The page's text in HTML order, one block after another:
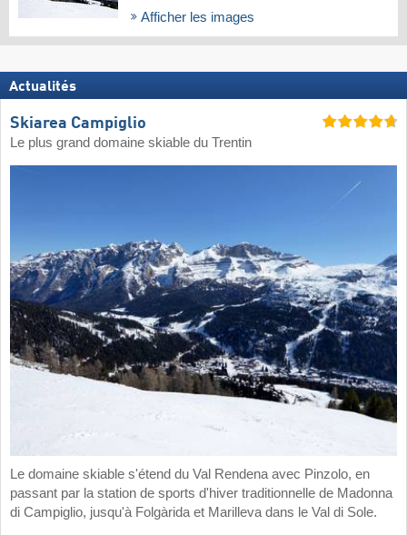
Afficher les images
Actualités
Skiarea Campiglio
Le plus grand domaine skiable du Trentin
Le domaine skiable s'étend du Val Rendena avec Pinzolo, en
passant par la station de sports d'hiver traditionnelle de Madonna
di Campiglio, jusqu'à Folgàrida et Marilleva dans le Val di Sole.